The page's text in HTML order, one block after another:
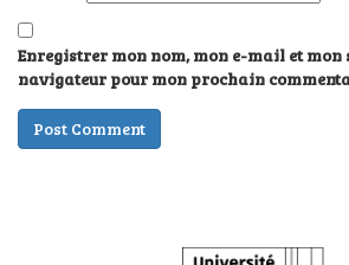
Enregistrer mon nom, mon e-mail et mon
navigateur pour mon prochain